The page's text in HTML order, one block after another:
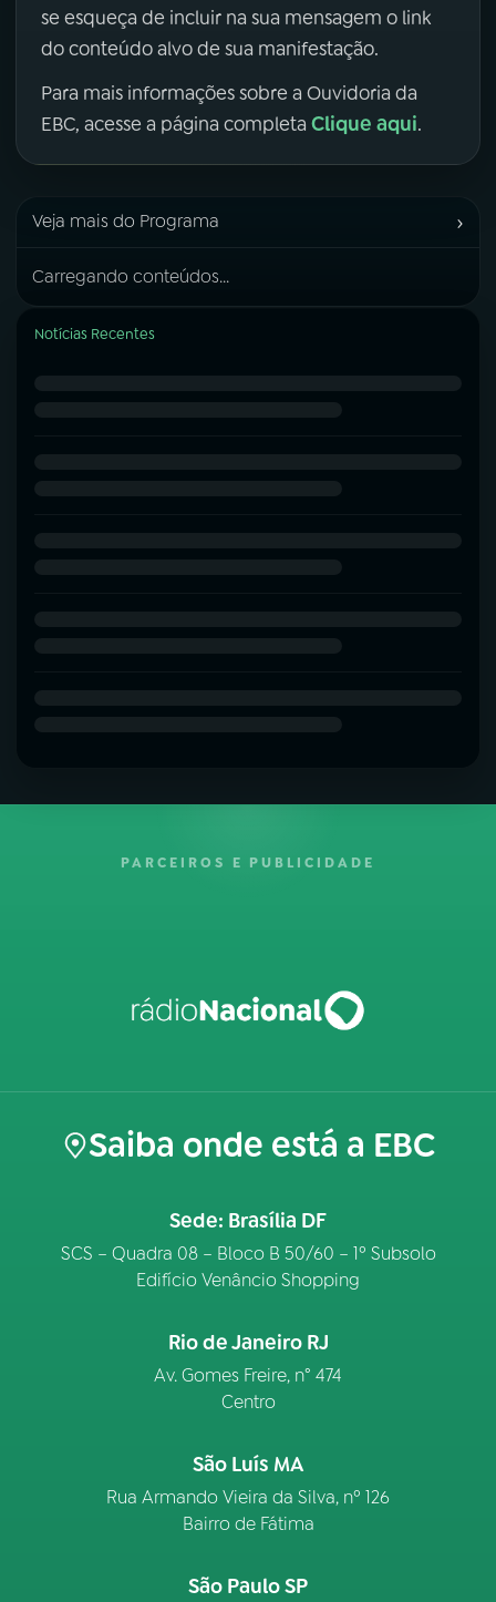
se esqueça de incluir na sua mensagem o link
do conteúdo alvo de sua manifestação.
Para mais informações sobre a Ouvidoria da
EBC, acesse a página completa Clique aqui.
Veja mais do Programa ›
Carregando conteúdos...
Notícias Recentes
PARCEIROS E PUBLICIDADE
Saiba onde está a EBC
Sede: Brasília DF
SCS – Quadra 08 – Bloco B 50/60 – 1º Subsolo
Edifício Venâncio Shopping
Rio de Janeiro RJ
Av. Gomes Freire, n° 474
Centro
São Luís MA
Rua Armando Vieira da Silva, nº 126
Bairro de Fátima
São Paulo SP